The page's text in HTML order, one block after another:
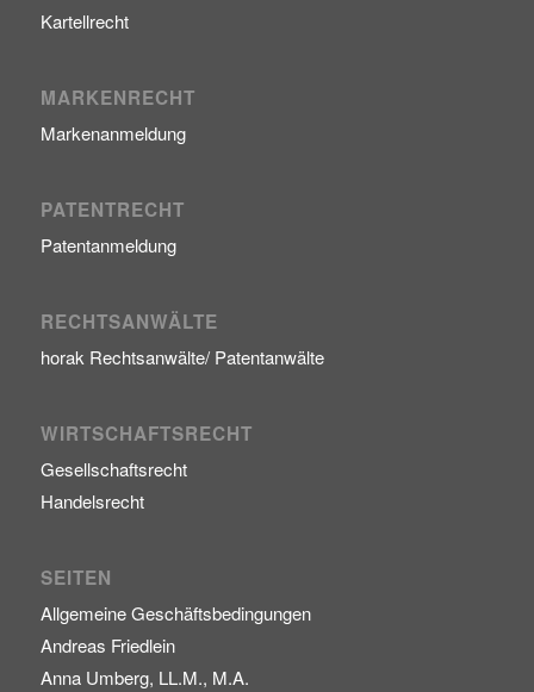
Kartellrecht
MARKENRECHT
Markenanmeldung
PATENTRECHT
Patentanmeldung
RECHTSANWÄLTE
horak Rechtsanwälte/ Patentanwälte
WIRTSCHAFTSRECHT
Gesellschaftsrecht
Handelsrecht
SEITEN
Allgemeine Geschäftsbedingungen
Andreas Friedlein
Anna Umberg, LL.M., M.A.